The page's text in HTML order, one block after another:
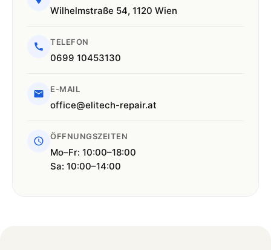
Wilhelmstraße 54, 1120 Wien
TELEFON
0699 10453130
E-MAIL
office@elitech-repair.at
ÖFFNUNGSZEITEN
Mo–Fr: 10:00–18:00
Sa: 10:00–14:00